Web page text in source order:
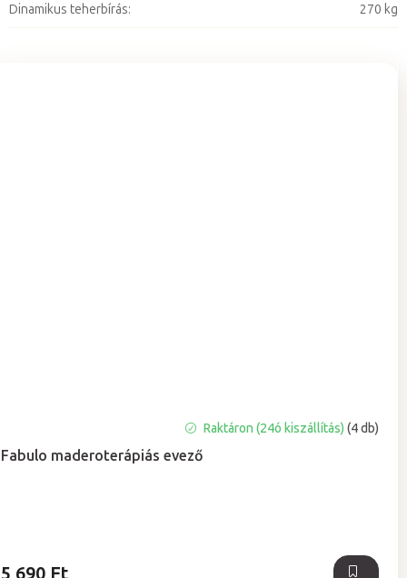
Fabulo maderoterápiás evező
Raktáron (24ó kiszállítás) (4 db)
5 690 Ft
Dinamikus teherbírás: 270 kg